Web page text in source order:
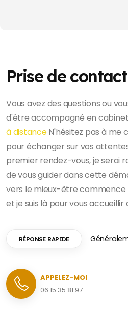
Prise de contact
Vous avez des questions ou
d'être accompagné en
à distanceN'hésitez pas à me
pour échanger sur vos
premier rendez-vous, je serai
de vous guider dans cette
vers le mieux-être commence
et je suis là pour vous
RÉPONSE RAPIDE
APPELEZ-MOI
06 15 35 81 97